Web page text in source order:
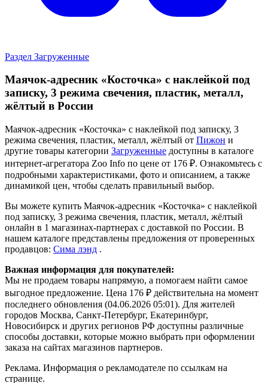
Раздел Загруженные
Маячок-адресник «Косточка» с наклейкой под
записку, 3 режима свечения, пластик, металл,
жёлтый в России
Маячок-адресник «Косточка» с наклейкой под записку, 3
режима свечения, пластик, металл, жёлтый от Пижон и
другие товары категории Загруженные доступны в каталоге
интернет-агрегатора Zoo Info по цене от 176 ₽. Ознакомьтесь с
подробными характеристиками, фото и описанием, а также
динамикой цен, чтобы сделать правильный выбор.
Вы можете купить Маячок-адресник «Косточка» с наклейкой
под записку, 3 режима свечения, пластик, металл, жёлтый
онлайн в 1 магазинах-партнерах с доставкой по России. В
нашем каталоге представлены предложения от проверенных
продавцов: Сима лэнд .
Важная информация для покупателей:
Мы не продаем товары напрямую, а помогаем найти самое
выгодное предложение. Цена 176 ₽ действительна на момент
последнего обновления (04.06.2026 05:01). Для жителей
городов Москва, Санкт-Петербург, Екатеринбург,
Новосибирск и других регионов РФ доступны различные
способы доставки, которые можно выбрать при оформлении
заказа на сайтах магазинов партнеров.
Реклама. Информация о рекламодателе по ссылкам на
странице.